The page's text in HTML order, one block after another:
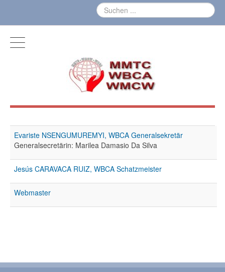
Evariste NSENGUMUREMYI, WBCA Generalsekretär
Generalsecretärin: Marilea Damasio Da Silva
Jesús CARAVACA RUIZ, WBCA Schatzmeister
Webmaster